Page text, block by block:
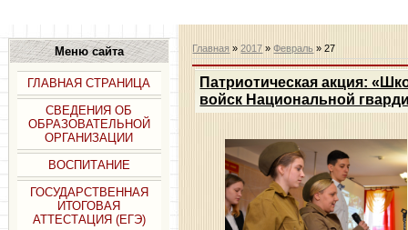
Меню сайта
ГЛАВНАЯ СТРАНИЦА
СВЕДЕНИЯ ОБ
ОБРАЗОВАТЕЛЬНОЙ
ОРГАНИЗАЦИИ
ВОСПИТАНИЕ
ГОСУДАРСТВЕННАЯ
ИТОГОВАЯ
АТТЕСТАЦИЯ (ЕГЭ)
Главная »2017 » Февраль » 27
Патриотическая акция:
войск Национальной